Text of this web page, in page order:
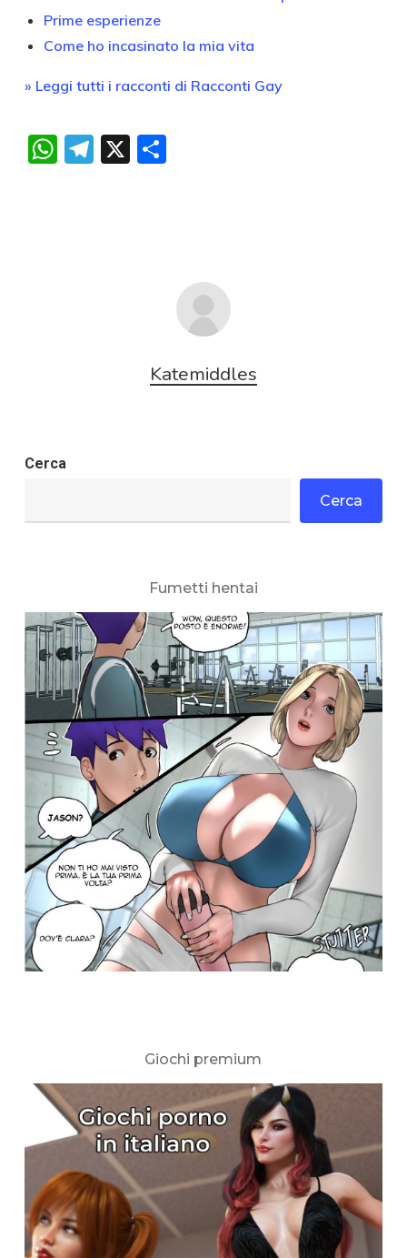
Prime esperienze
Come ho incasinato la mia vita
» Leggi tutti i racconti di Racconti Gay
WhatsApp
Telegram
X Condividi
Katemiddles
Cerca
Cerca
Fumetti hentai
Giochi premium